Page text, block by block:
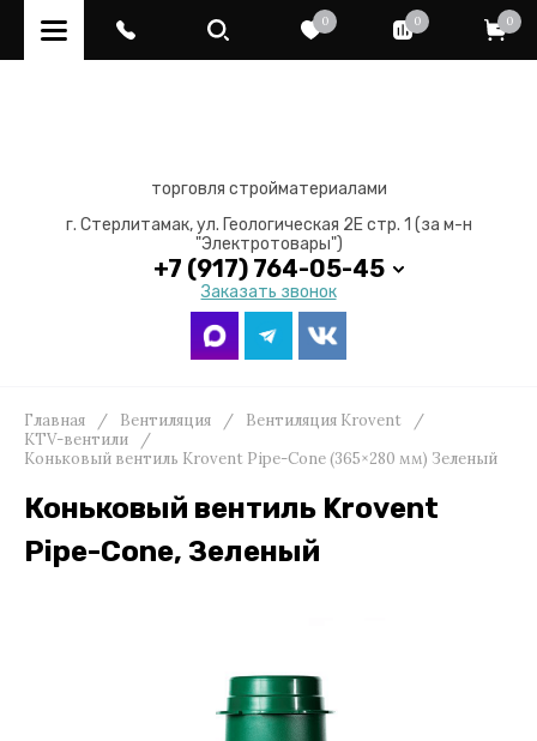
0 0 0
торговля стройматериалами
г. Стерлитамак, ул. Геологическая 2Е стр. 1 (за м-н
"Электротовары")
+7 (917) 764-05-45
Заказать звонок
Главная / Вентиляция / Вентиляция Krovent
/
KTV-вентили
/
Коньковый вентиль Krovent Pipe-Cone (365×280 мм) Зеленый
Коньковый вентиль Krovent
Pipe-Cone, Зеленый